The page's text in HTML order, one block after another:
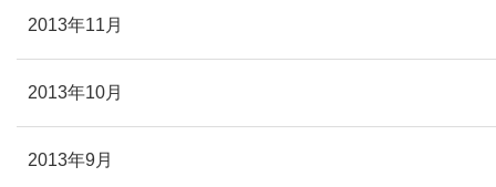
2013年11月
2013年10月
2013年9月